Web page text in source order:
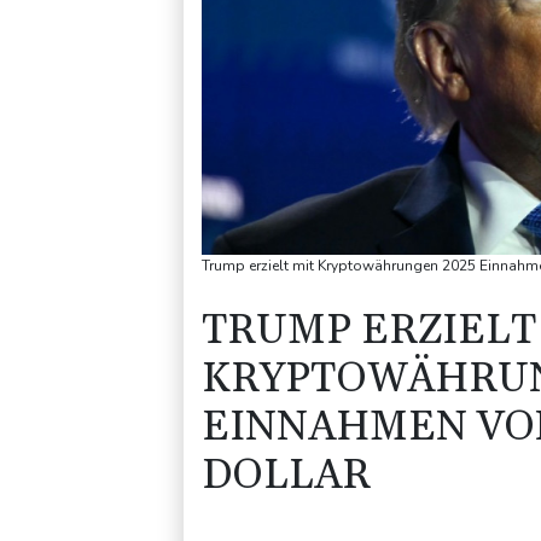
Trump erzielt mit Kryptowährungen 2025
TRUMP
EINNAHMEN
DOLLAR